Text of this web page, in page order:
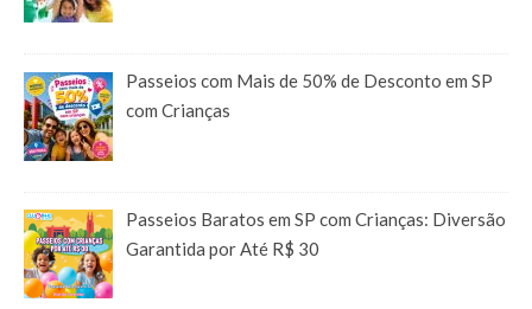
Passeios com Mais de 50% de Desconto em SP
com Crianças
Passeios Baratos em SP com Crianças: Diversão
Garantida por Até R$ 30